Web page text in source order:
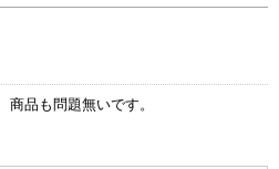
品も問題無いです。